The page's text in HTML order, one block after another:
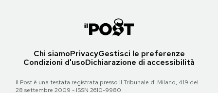
Chi siamoPrivacyGestisci le preferenze
Condizioni d'usoDichiarazione di accessibilità
Il Post è una testata registrata presso il Tribunale di Milano, 419 del
28 settembre 2009 - ISSN 2610-9980